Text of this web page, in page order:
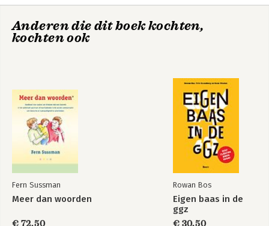
Anderen die dit boek kochten,
kochten ook
Fern Sussman
Meer dan woorden
€ 72,50
Rowan Bos
Eigen baas in de
ggz
€ 30,50